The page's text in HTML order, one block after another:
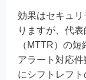
効果はセキュ
りますが、代
（MTTR）の
アラート対応
にシフトレフ